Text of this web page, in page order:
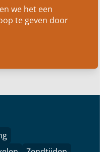
we het een
te geven door